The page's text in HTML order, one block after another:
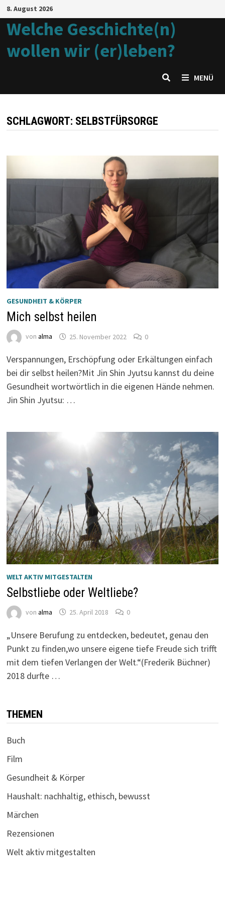
Zum
Inhalt
springen
8. August 2026
Welche Geschichte(n)
wollen wir (er)leben?
MENÜ
SCHLAGWORT: SELBSTFÜRSORGE
GESUNDHEIT & KÖRPER
Mich selbst heilen
von alma 25. November 2022 0
Verspannungen, Erschöpfung oder Erkältungen einfach
bei dir selbst heilen?Mit Jin Shin Jyutsu kannst du deine
Gesundheit wortwörtlich in die eigenen Hände nehmen.
Jin Shin Jyutsu: …
WELT AKTIV MITGESTALTEN
Selbstliebe oder Weltliebe?
von alma 25. April 2018 0
„Unsere Berufung zu entdecken, bedeutet, genau den
Punkt zu finden,wo unsere eigene tiefe Freude sich trifft
mit dem tiefen Verlangen der Welt.“(Frederik Büchner)
2018 durfte …
THEMEN
Buch
Film
Gesundheit & Körper
Haushalt: nachhaltig, ethisch, bewusst
Märchen
Rezensionen
Welt aktiv mitgestalten